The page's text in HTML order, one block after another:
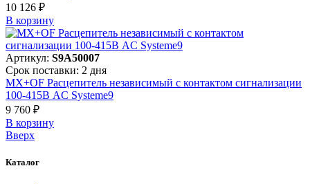
10 126 ₽
В корзинy
Артикул: S9A50007
Срок поставки: 2 дня
MX+OF Расцепитель независимый с контактом сигнализации
100-415В AC Systeme9
9 760 ₽
В корзинy
Вверх
Каталог